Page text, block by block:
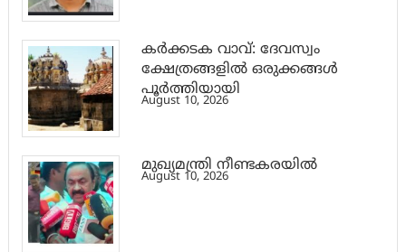
കർക്കടക വാവ്: ദേവസ്വം
ക്ഷേത്രങ്ങളിൽ ഒരുക്കങ്ങൾ
പൂർത്തിയായി
August 10, 2026
മുഖ്യമന്ത്രി നീണ്ടകരയിൽ
August 10, 2026